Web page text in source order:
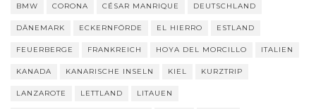
BMW CORONA CÉSAR MANRIQUE DEUTSCHLAND
DÄNEMARK ECKERNFÖRDE EL HIERRO ESTLAND
FEUERBERGE FRANKREICH HOYA DEL MORCILLO ITALIEN
KANADA KANARISCHE INSELN KIEL KURZTRIP
LANZAROTE LETTLAND LITAUEN